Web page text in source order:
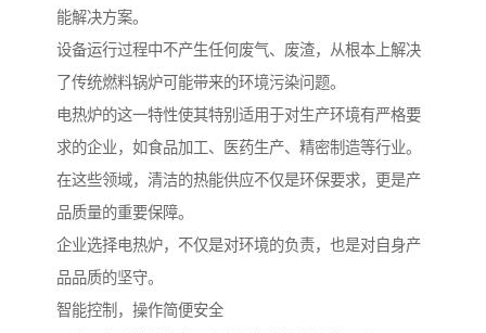
能解决方案。
设备运行过程中不产生任何废气、废渣，从根本上解决
了传统燃料锅炉可能带来的环境污染问题。
电热炉的这一特性使其特别适用于对生产环境有严格要
求的企业，如食品加工、医药生产、精密制造等行业。
在这些领域，清洁的热能供应不仅是环保要求，更是产
品质量的重要保障。
企业选择电热炉，不仅是对环境的负责，也是对自身产
品品质的坚守。
智能控制，操作简便安全